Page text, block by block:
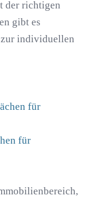
der richtigen
gibt es
zur individuellen
für